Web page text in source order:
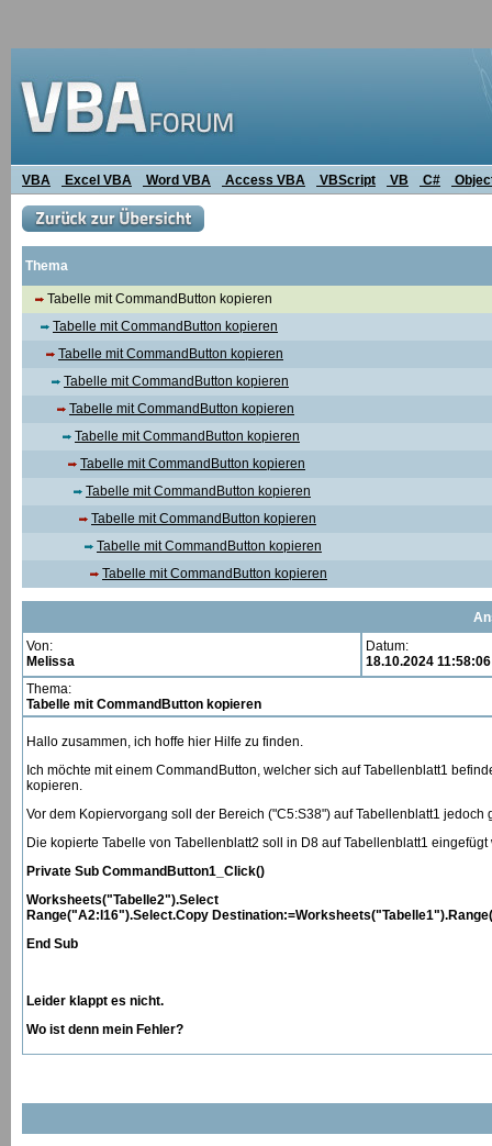
VBA Excel VBA Word VBA Access VBA VBScript VB C#
Thema
Tabelle mit CommandButton kopieren
Tabelle mit CommandButton kopieren
Tabelle mit CommandButton kopieren
Tabelle mit CommandButton kopieren
Tabelle mit CommandButton kopieren
Tabelle mit CommandButton kopieren
Tabelle mit CommandButton kopieren
Tabelle mit CommandButton kopieren
Tabelle mit CommandButton kopieren
Tabelle mit CommandButton kopieren
Tabelle mit CommandButton kopieren
Von:
Melissa
Datum:
18.10.2024 11:58:06
Thema:
Tabelle mit CommandButton kopieren
Hallo zusammen, ich hoffe hier Hilfe zu finden.
Ich möchte mit einem CommandButton, welcher sich auf Tabellenblatt1
kopieren.
Vor dem Kopiervorgang soll der Bereich ("C5:S38") auf Tabellenblatt1
Die kopierte Tabelle von Tabellenblatt2 soll in D8 auf Tabellenblatt1
Private Sub CommandButton1_Click()
Worksheets("Tabelle2").Select
Range("A2:I16").Select.Copy
End Sub
Leider klappt es nicht.
Wo ist denn mein Fehler?